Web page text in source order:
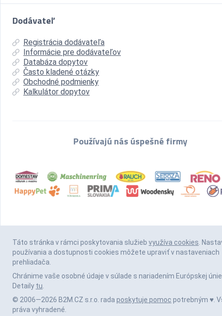
Dodávateľ
Registrácia dodávateľa
Informácie pre dodávateľov
Databáza dopytov
Často kladené otázky
Obchodné podmienky
Kalkulátor dopytov
Používajú nás úspešné firmy
Táto stránka v rámci poskytovania služieb využíva cookies.
používania a dostupnosti cookies môžete upraviť v nastaveniach
prehliadača.
Chránime vaše osobné údaje v súlade s nariadením Európskej únie
Detaily tu.
© 2006—2026 B2M.CZ s.r.o. rada poskytuje pomoc potrebným ♥️.
práva vyhradené.